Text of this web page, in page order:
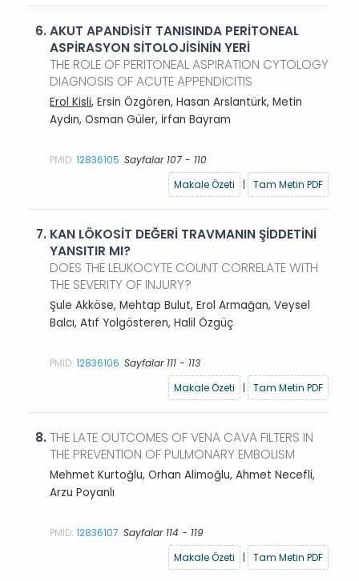
6.AKUT APANDİSİT TANISINDA PERİTONEAL
ASPİRASYON SİTOLOJİSİNİN YERİ
THE ROLE OF PERITONEAL ASPIRATION CYTOLOGY
DIAGNOSIS OF ACUTE APPENDICITIS
Erol Kisli, Ersin Özgören, Hasan Arslantürk, Metin
Aydın, Osman Güler, İrfan Bayram
PMID:12836105 Sayfalar 107 - 110
Makale Özeti
| Tam Metin PDF
7. KAN LÖKOSİT DEĞERİ TRAVMANIN ŞİDDETİNİ
YANSITIR MI?
DOES THE LEUKOCYTE COUNT CORRELATE WITH
THE SEVERITY OF INJURY?
Şule Akköse, Mehtap Bulut, Erol Armağan, Veysel
Balcı, Atıf Yolgösteren, Halil Özgüç
PMID:12836106 Sayfalar 111 - 113
Makale Özeti
| Tam Metin PDF
8. THE LATE OUTCOMES OF VENA CAVA FILTERS IN
THE PREVENTION OF PULMONARY EMBOLISM
Mehmet Kurtoğlu, Orhan Alimoğlu, Ahmet Necefli,
Arzu Poyanlı
PMID:12836107 Sayfalar 114 - 119
Makale Özeti
| Tam Metin PDF